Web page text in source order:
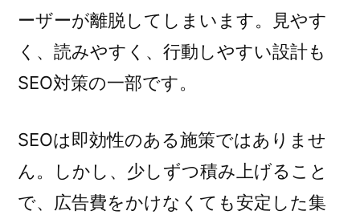
ーザーが離脱してしまいます。見やす
く、読みやすく、行動しやすい設計も
SEO対策の一部です。
SEOは即効性のある施策ではありませ
ん。しかし、少しずつ積み上げること
で、広告費をかけなくても安定した集